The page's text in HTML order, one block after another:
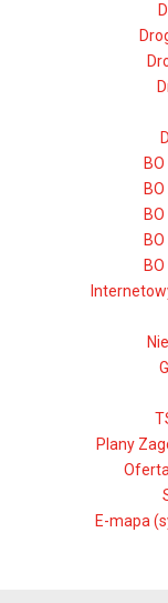
Plany
E-mapa